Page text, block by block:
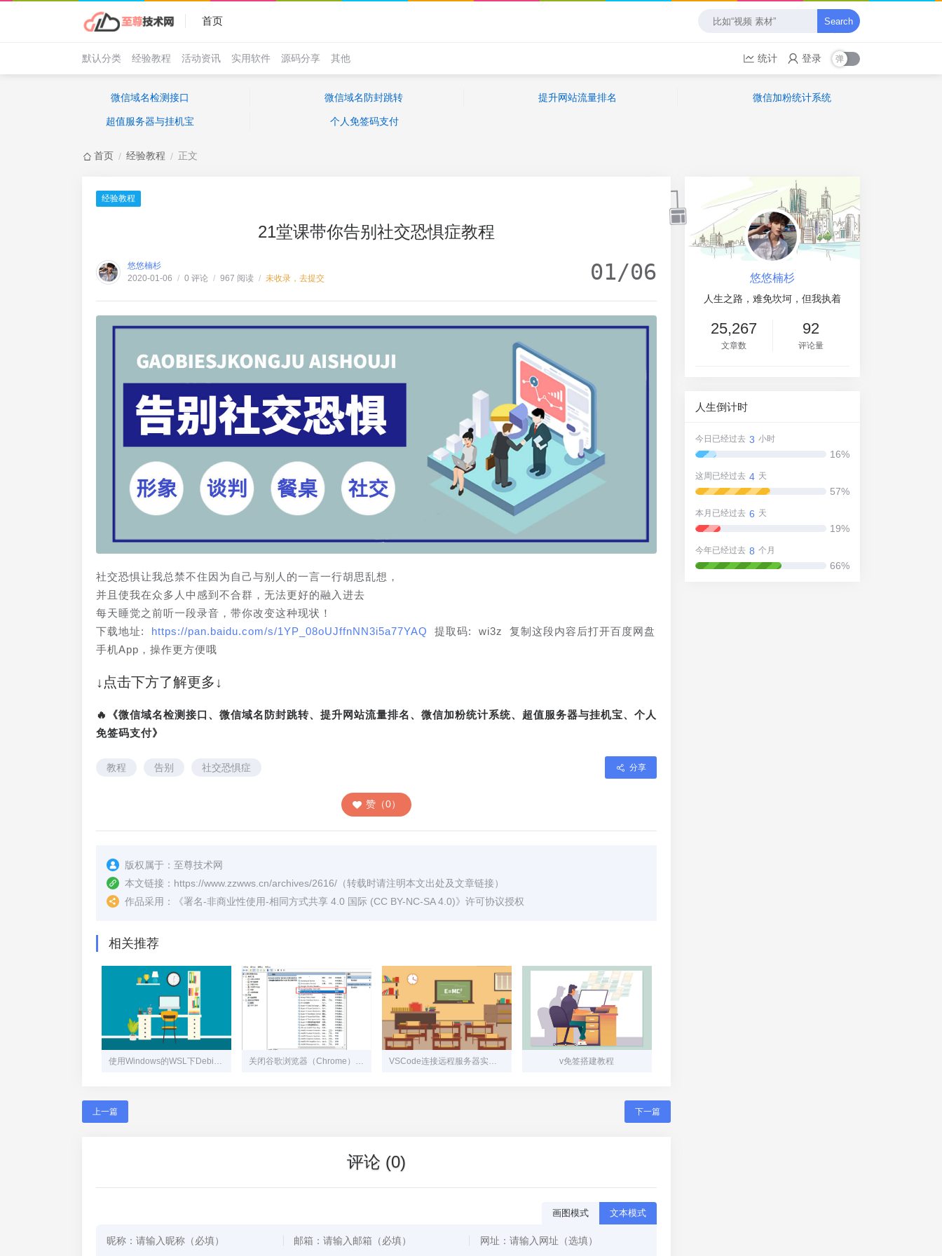
首页 Search
默认分类 经验教程 活动资讯 实用软件 源码分享 其他 统计 登录
微信域名检测接口 微信域名防封跳转 提升网站流量排名 微信加粉统计系统
超值服务器与挂机宝 个人免签码支付
首页 / 经验教程 / 正文
经验教程
21堂课带你告别社交恐惧症教程
悠悠楠杉
2020-01-06 / 0 评论 / 967 阅读 / 未收录，去提交 01/06
社交恐惧让我总禁不住因为自己与别人的一言一行胡思乱想，
并且使我在众多人中感到不合群，无法更好的融入进去
每天睡觉之前听一段录音，带你改变这种现状！
下载地址: https://pan.baidu.com/s/1YP_08oUJffnNN3i5a77YAQ
提取码: wi3z 复制这段内容后打开百度网盘
手机App，操作更方便哦
↓点击下方了解更多↓
🔥《微信域名检测接口、微信域名防封跳转、提升网站流量排名、微信加粉统计系统、超值服务器与挂机宝、个人
免签码支付》
教程 告别 社交恐惧症 分享
赞（0）
版权属于： 至尊技术网
本文链接： https://www.zzwws.cn/archives/2616/ （转载时请注明本文出处及文章链接）
作品采用：
《署名-非商业性使用-相同方式共享 4.0 国际 (CC BY-NC-SA 4.0)》许可协议授权
相关推荐
使用Windows的WSL下Debian安装宝塔，可本地运行开发Swoole项目 关闭谷歌浏览器（Chrome）自动更新的4种方式 VSCode连接远程服务器实现远程修改代码 v免签搭建教程
上一篇 下一篇
评论 (0)
画图模式 文本模式
悠悠楠杉
人生之路，难免坎坷，但我执着
25,267
文章数
92
评论量
人生倒计时
今日已经过去 3 小时
16%
这周已经过去 4 天
57%
本月已经过去 6 天
19%
今年已经过去 8 个月
66%